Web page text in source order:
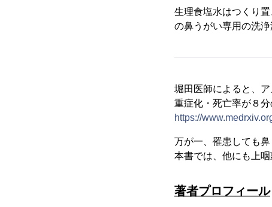
生理食塩水はつくり
の鼻うがい専用の洗
堀田医師によると、
重症化・死亡率が８
https://
万が一、罹患しても
本書では、他にも上
著者プロフィール